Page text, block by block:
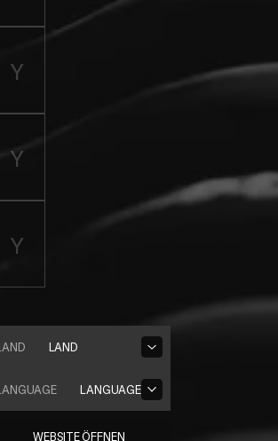
LAND
LANGUAGE
WEBSITE ÖFFNEN